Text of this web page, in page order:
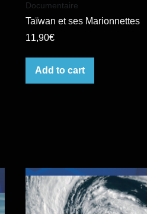
Documentaire
Taïwan et ses Marionnettes
11,90€
Add to cart